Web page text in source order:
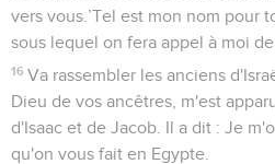
vers vous.’Tel est mon nom pour
sous lequel on fera appel à moi
16 Va rassembler les anciens
Dieu de vos ancêtres, m'est
d'Isaac et de Jacob. Il a dit : Je
qu'on vous fait en Egypte.